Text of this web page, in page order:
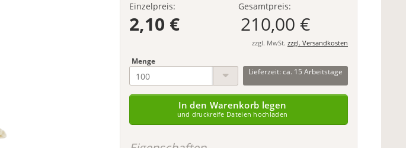
Einzelpreis: Gesamtpreis:
2,10 € 210,00 €
zzgl. MwSt. zzgl. Versandkosten
Menge
Lieferzeit: ca. 15 Arbeitstage
In den Warenkorb legen
und druckreife Dateien hochladen